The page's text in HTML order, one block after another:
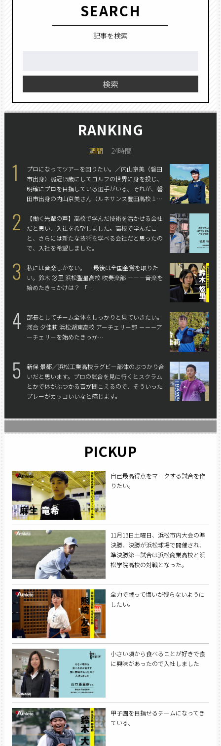
SEARCH
記事を検索
検索
RANKING
週間 24時間
1
プロになってツアーを回りたい。／内山京美（磐田
市出身） 弱冠15歳にしてゴルフの世界に身を投じ、
明確にプロを目指している選手がいる。それが、磐
田市出身の内山京美さん（ルネサンス豊田高校１
バイトをし、その後はそのゴルフ場で練習を積む。
まさに、ゴルフ漬けの毎日を送りながらツアープロ
を目指す。
2
【働く先輩の声】高校で学んだ技術を活かせる会社
だと思い、入社を希望しました。 高校で学んだこ
と、さらには新たな技術を学べる会社だと思ったの
で、入社を希望しました。
3 私には音楽しかない。
最後は全国金賞を取りた
い。 鈴木 悠里 浜松聖星高校 吹奏楽部 －－－音楽を
始めたきっかけは？ 「…
4
部長としてチーム全体をしっかりと見ていきたい。
河合 夕佳莉 浜松湖東高校 アーチェリー部 －－－ア
ーチェリーを始めたきっか…
5 新保 景都／浜松工業高校ラグビー部体のぶつかり合
いだと思います。プロの試合を見に行くとスクラム
とかで体がぶつかる音が聞こえるので、そういった
プレーがカッコいいなと感じます。
PICKUP
自己最高得点をマークする試合を作
りたい。
11月13日土曜日、浜松市内大会の準
決勝、決勝が浜松球場で開催され、
準決勝第一試合は浜松商業高校と浜
松学院高校の対戦となった。
全力で戦って悔いが残らないように
したい。
小さい頃から食べることが好きで食
に興味があったので入社しました
甲子園を目指せるチームになってき
ている。